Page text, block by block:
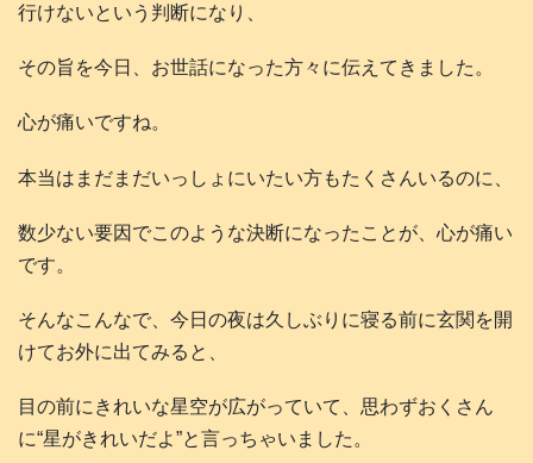
行けないという判断になり、
その旨を今日、お世話になった方々に伝えてきました。
心が痛いですね。
本当はまだまだいっしょにいたい方もたくさんいるのに、
数少ない要因でこのような決断になったことが、心が痛い
です。
そんなこんなで、今日の夜は久しぶりに寝る前に玄関を開
けてお外に出てみると、
目の前にきれいな星空が広がっていて、思わずおくさん
に“星がきれいだよ”と言っちゃいました。